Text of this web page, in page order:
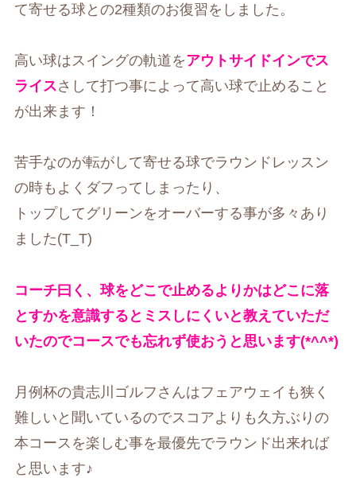
て寄せる球との2種類のお復習をしました。
高い球はスイングの軌道をアウトサイドインでス
ライスさして打つ事によって高い球で止めること
が出来ます！
苦手なのが転がして寄せる球でラウンドレッスン
の時もよくダフってしまったり、
トップしてグリーンをオーバーする事が多々あり
ました(T_T)
コーチ曰く、球をどこで止めるよりかはどこに落
とすかを意識するとミスしにくいと教えていただ
いたのでコースでも忘れず使おうと思います(*^^*)
月例杯の貴志川ゴルフさんはフェアウェイも狭く
難しいと聞いているのでスコアよりも久方ぶりの
本コースを楽しむ事を最優先でラウンド出来れば
と思います♪